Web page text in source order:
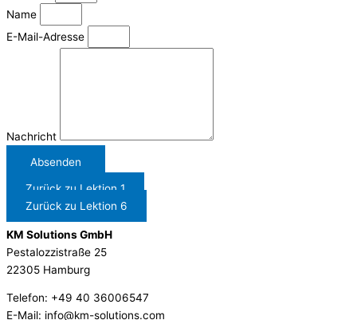
Name
E-Mail-Adresse
Nachricht
Absenden
Zurück zu Lektion 1
Zurück zu Lektion 6
KM Solutions GmbH
Pestalozzistraße 25
22305 Hamburg
Telefon: +49 40 36006547
E-Mail: info@km-solutions.com